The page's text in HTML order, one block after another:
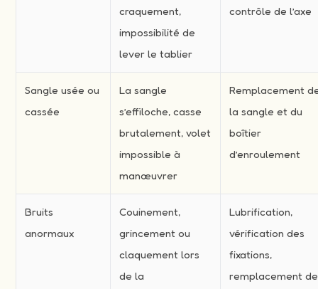
craquement,
impossibilité de
lever le tablier
contrôle de l’axe
Sangle usée ou
cassée
La sangle
s’effiloche, casse
brutalement, volet
impossible à
manœuvrer
Remplacement
la sangle et du
boîtier
d’enroulement
Bruits
anormaux
Couinement,
grincement ou
claquement lors
de la
Lubrification,
vérification des
fixations,
remplacement de